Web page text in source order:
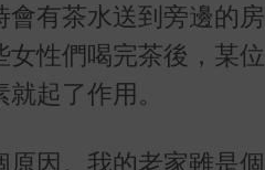
會有茶水送到旁邊的房
性們喝完茶後，某位
起了作用。
因。我的老家雖是個